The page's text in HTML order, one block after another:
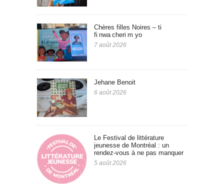
Chères filles Noires – ti
fi nwa cheri m yo
7 août 2026
Jehane Benoit
6 août 2026
Le Festival de littérature
jeunesse de Montréal : un
rendez-vous à ne pas manquer
5 août 2026